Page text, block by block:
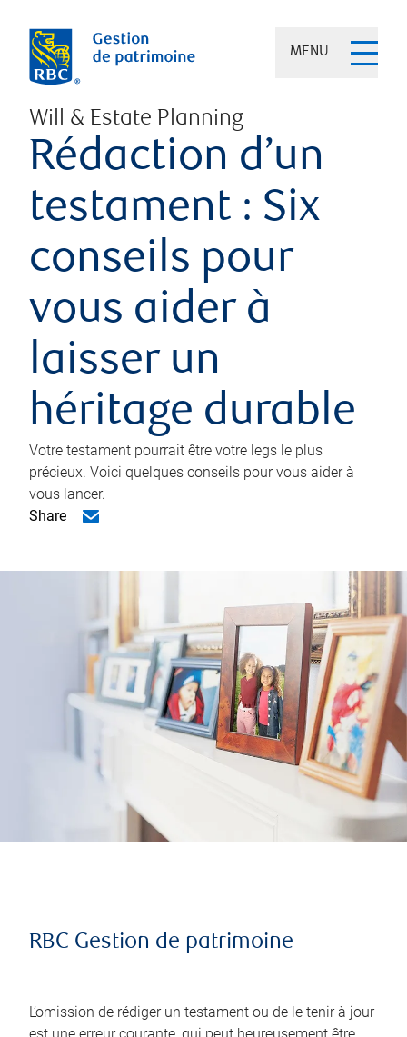
MENU
Will & Estate Planning
Rédaction d’un
testament : Six
conseils pour
vous aider à
laisser un
héritage durable
Votre testament pourrait être votre legs le plus
précieux. Voici quelques conseils pour vous aider à
vous lancer.
Share
RBC Gestion de patrimoine
L’omission de rédiger un testament ou de le tenir à jour